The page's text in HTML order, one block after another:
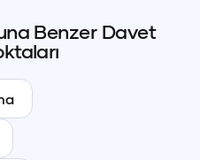
Benzer Davet